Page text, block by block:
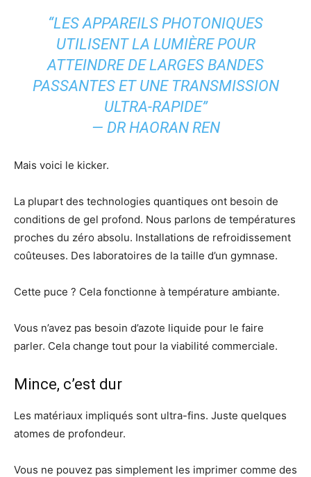
“LES APPAREILS PHOTONIQUES
UTILISENT LA LUMIÈRE POUR
ATTEINDRE DE LARGES BANDES
PASSANTES ET UNE TRANSMISSION
ULTRA-RAPIDE”
— DR HAORAN REN
Mais voici le kicker.
La plupart des technologies quantiques ont besoin de
conditions de gel profond. Nous parlons de températures
proches du zéro absolu. Installations de refroidissement
coûteuses. Des laboratoires de la taille d’un gymnase.
Cette puce ? Cela fonctionne à température ambiante.
Vous n’avez pas besoin d’azote liquide pour le faire
parler. Cela change tout pour la viabilité commerciale.
Mince, c’est dur
Les matériaux impliqués sont ultra-fins. Juste quelques
atomes de profondeur.
Vous ne pouvez pas simplement les imprimer comme des